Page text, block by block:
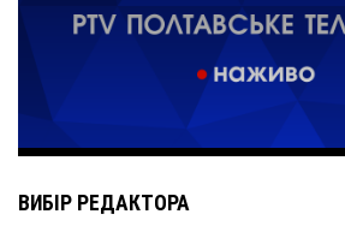
ВИБІР РЕДАКТОРА